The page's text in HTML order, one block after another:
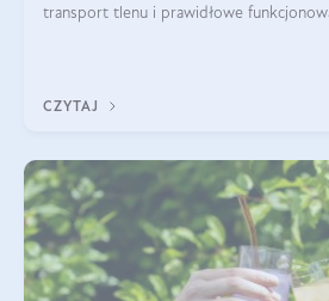
transport tlenu i prawidłowe
CZYTAJ